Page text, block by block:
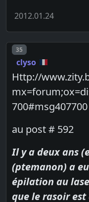
2012.01.24
Post number
35
clyso
Http://
700#msg407700
au post # 592
Il y a deux ans
(ptemanon) a
épilation au
que le rasoir